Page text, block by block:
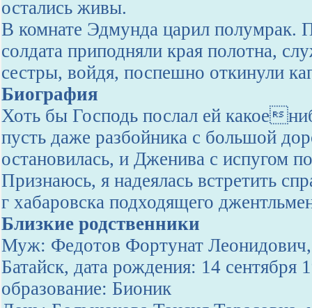
остались живы.
В комнате Эдмунда царил полумрак.
солдата приподняли края полотна,
сестры, войдя, поспешно откинули
Биография
Хоть бы Господь послал ей какое
пусть даже разбойника с большой
остановилась, и Дженива с испугом
Признаюсь, я надеялась встретить
г хабаровска подходящего
Близкие родственники
Муж: Федотов Фортунат Леонидович,
Батайск, дата рождения: 14 сентября
образование: Бионик